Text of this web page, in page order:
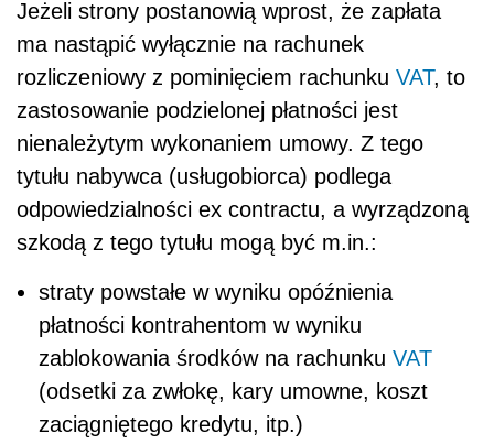
Jeżeli strony postanowią wprost, że zapłata
ma nastąpić wyłącznie na rachunek
rozliczeniowy z pominięciem rachunku VAT, to
zastosowanie podzielonej płatności jest
nienależytym wykonaniem umowy. Z tego
tytułu nabywca (usługobiorca) podlega
odpowiedzialności ex contractu, a wyrządzoną
szkodą z tego tytułu mogą być m.in.:
straty powstałe w wyniku opóźnienia
płatności kontrahentom w wyniku
zablokowania środków na rachunku VAT
(odsetki za zwłokę, kary umowne, koszt
zaciągniętego kredytu, itp.)